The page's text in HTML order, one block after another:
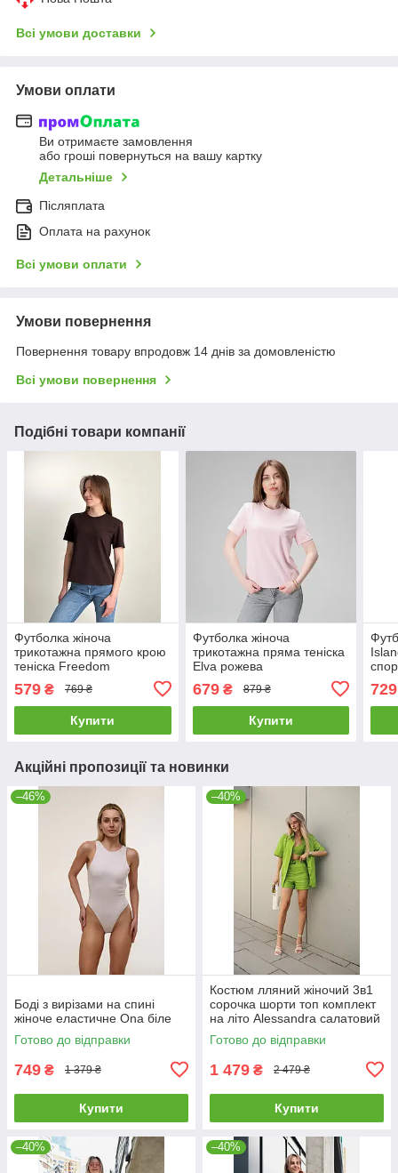
Всі умови доставки
Умови оплати
Ви отримаєте замовлення
або гроші повернуться на вашу картку
Детальніше
Післяплата
Оплата на рахунок
Всі умови оплати
Умови повернення
Повернення товару впродовж 14 днів за домовленістю
Всі умови повернення
Подібні товари компанії
Футболка жіноча
трикотажна прямого крою
теніска Freedom
579 ₴ 769 ₴
Купити
Футболка жіноча
трикотажна пряма теніска
Elva рожева
679₴ 879 ₴
Купити
729
Акційні пропозиції та новинки
–46%
Боді з вирізами на спині
жіноче еластичне Ona біле
Готово до відправки
749 ₴ 1 379 ₴
Купити
–40%
Костюм лляний жіночий 3в1
сорочка шорти топ комплект
на літо Alessandra салатовий
Готово до відправки
1 479 ₴ 2 479 ₴
Купити
–40% –40%